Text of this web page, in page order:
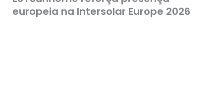
europeia na Intersolar Europe 2026